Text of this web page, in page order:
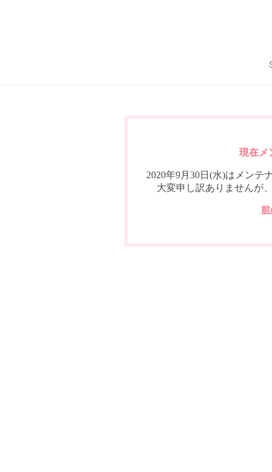
現在メ
2020年9月30日(水)はメンテ
大変申し訳ありませんが
前